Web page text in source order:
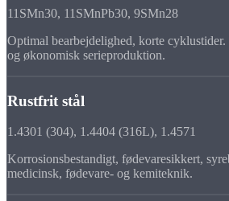
11SMn30, 11SMnPb30, 9SMn28
Optimal bearbejdelighed, korte
og økonomisk serieproduktion.
Rustfrit stål
1.4301 (304), 1.4404 (316L), 1.4571
Korrosionsbestandigt, fødevaresikkert,
medicinsk, fødevare- og kemiteknik.